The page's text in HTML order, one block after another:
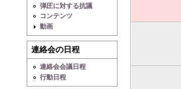
弾圧に対する抗議
コンテンツ
動画
連絡会の日程
連絡会会議日程
行動日程